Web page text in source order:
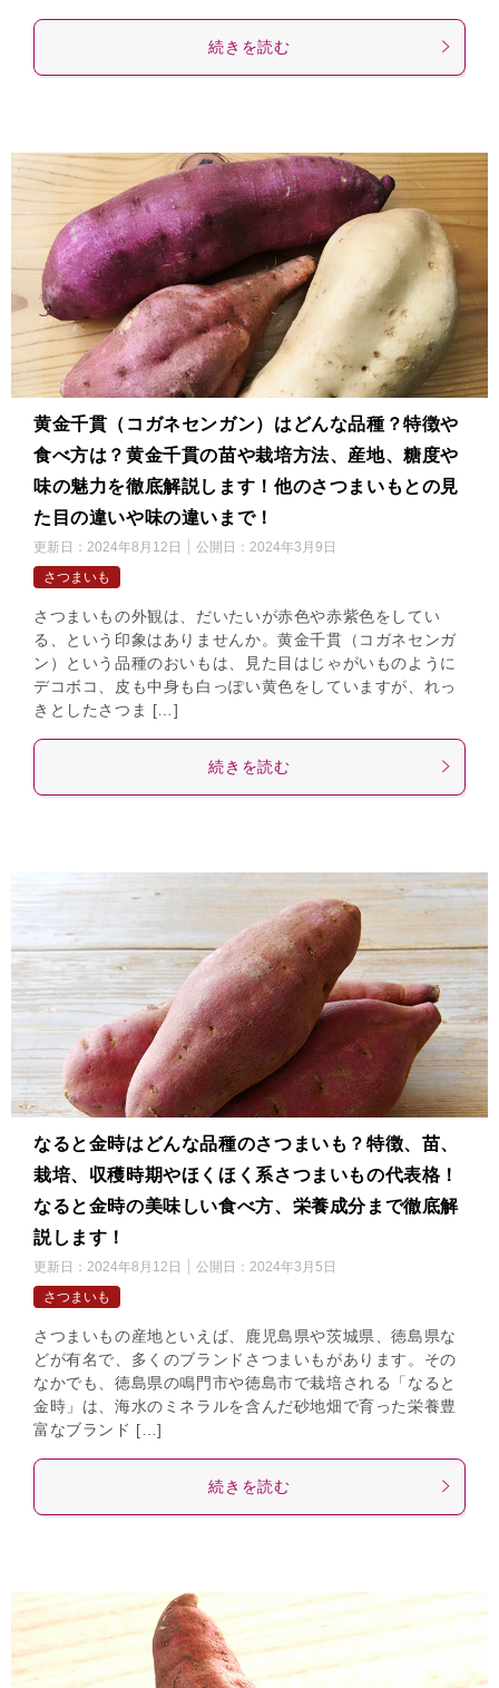
続きを読む
黄金千貫（コガネセンガン）はどんな品種？特徴や
食べ方は？黄金千貫の苗や栽培方法、産地、糖度や
味の魅力を徹底解説します！他のさつまいもとの見
た目の違いや味の違いまで！
更新日： 2024年8月12日 公開日： 2024年3月9日
さつまいも
さつまいもの外観は、だいたいが赤色や赤紫色をしてい
る、という印象はありませんか。黄金千貫（コガネセンガ
ン）という品種のおいもは、見た目はじゃがいものように
デコボコ、皮も中身も白っぽい黄色をしていますが、れっ
きとしたさつま […]
続きを読む
なると金時はどんな品種のさつまいも？特徴、苗、
栽培、収穫時期やほくほく系さつまいもの代表格！
なると金時の美味しい食べ方、栄養成分まで徹底解
説します！
更新日： 2024年8月12日 公開日： 2024年3月5日
さつまいも
さつまいもの産地といえば、鹿児島県や茨城県、徳島県な
どが有名で、多くのブランドさつまいもがあります。その
なかでも、徳島県の鳴門市や徳島市で栽培される「なると
金時」は、海水のミネラルを含んだ砂地畑で育った栄養豊
富なブランド […]
続きを読む